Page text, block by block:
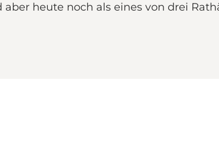
heute noch als eines von drei